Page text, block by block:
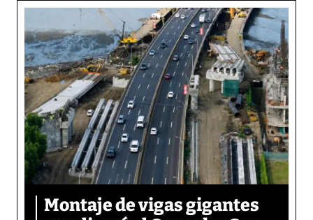
Montaje de vigas gigantes